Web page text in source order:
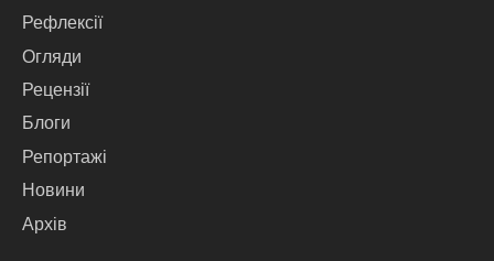
Рефлексії
Огляди
Рецензії
Блоги
Репортажі
Новини
Архів